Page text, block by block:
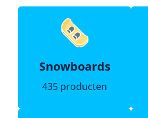
Snowboards
435 producten